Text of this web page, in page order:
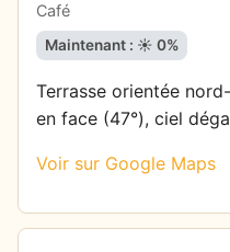
Café
Maintenant : ☀️ 0%
Terrasse orientée
en face (47°), ciel
Voir sur Google Maps